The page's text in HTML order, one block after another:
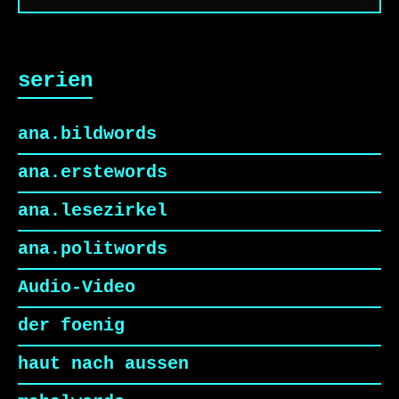
serien
ana.bildwords
ana.erstewords
ana.lesezirkel
ana.politwords
Audio-Video
der foenig
haut nach aussen